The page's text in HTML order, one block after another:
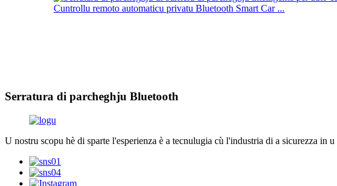
Cuntrollu remoto automaticu privatu Bluetooth Smart Car ...
Serratura di parcheghju Bluetooth
U nostru scopu hè di sparte l'esperienza è a tecnulugia cù l'industria di a sicurezza in